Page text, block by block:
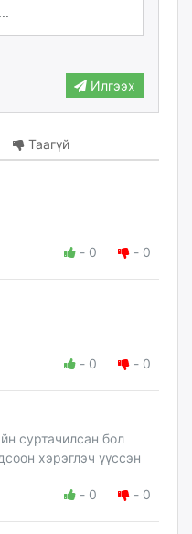
Илгээх
Таагүй
- 0 - 0
- 0 - 0
суртачилсан бол
хэрэглэч үүссэн
- 0 - 0